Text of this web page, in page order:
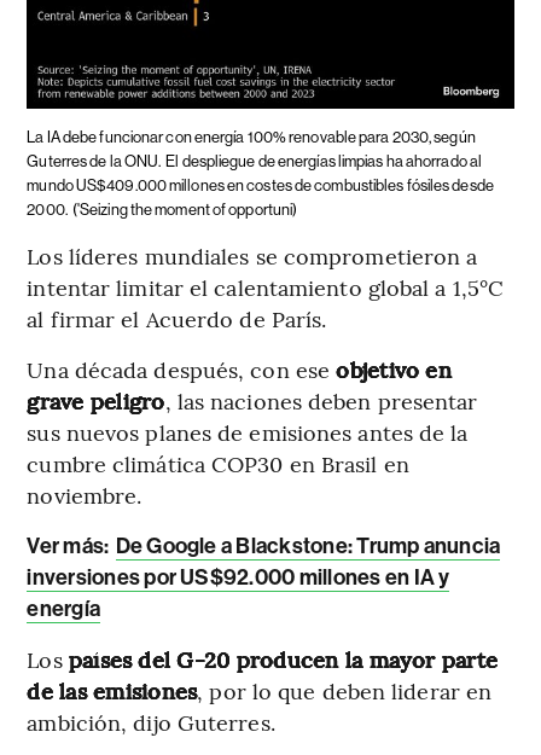
La IA debe funcionar con energía 100% renovable para 2030, según
Guterres de la ONU. El despliegue de energías limpias ha ahorrado al
mundo US$409.000 millones en costes de combustibles fósiles desde
2000. ('Seizing the moment of opportuni)
Los líderes mundiales se comprometieron a
intentar limitar el calentamiento global a 1,5°C
al firmar el Acuerdo de París.
Una década después, con ese objetivo en
grave peligro, las naciones deben presentar
sus nuevos planes de emisiones antes de la
cumbre climática COP30 en Brasil en
noviembre.
Ver más: De Google a Blackstone: Trump anuncia
inversiones por US$92.000 millones en IA y
energía
Los países del G-20 producen la mayor parte
de las emisiones, por lo que deben liderar en
ambición, dijo Guterres.